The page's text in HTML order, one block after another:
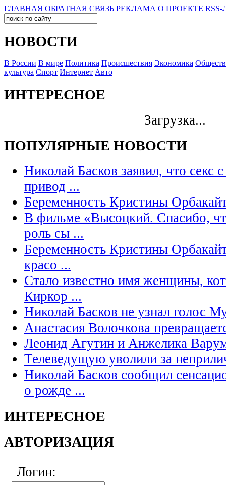
ГЛАВНАЯ ОБРАТНАЯ СВЯЗЬ РЕКЛАМА О ПРОЕКТЕ
НОВОСТИ
В России В мире Политика Происшествия Экономика
культура Спорт Интернет Авто
ИНТЕРЕСНОЕ
Загрузка...
ПОПУЛЯРНЫЕ НОВОСТИ
Николай Басков заявил, что секс
привод ...
Беременность Кристины
В фильме «Высоцкий. Спасибо,
роль сы ...
Беременность Кристины
красо ...
Стало известно имя женщины,
Киркор ...
Николай Басков не узнал голос
Анастасия Волочкова
Леонид Агутин и Анжелика
Телеведущую уволили за
Николай Басков сообщил
о рожде ...
ИНТЕРЕСНОЕ
АВТОРИЗАЦИЯ
Логин: